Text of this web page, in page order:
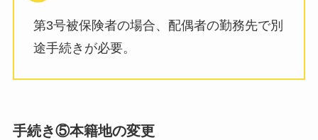
第3号被保険者の場合、配偶者の勤務先で別
途手続きが必要。
手続き⑤本籍地の変更